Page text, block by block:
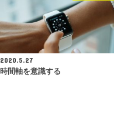
2020.5.27
時間軸を意識する